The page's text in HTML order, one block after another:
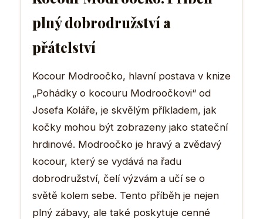
plný dobrodružství a
přátelství
Kocour Modroočko, hlavní postava v knize
„Pohádky o kocouru Modroočkovi“ od
Josefa Koláře, je skvělým příkladem, jak
kočky mohou být zobrazeny jako stateční
hrdinové. Modroočko je hravý a zvědavý
kocour, který se vydává na řadu
dobrodružství, čelí výzvám a učí se o
světě kolem sebe. Tento příběh je nejen
plný zábavy, ale také poskytuje cenné